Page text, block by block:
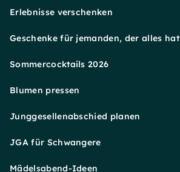
Erlebnisse verschenken
Geschenke für jemanden, der alles hat
Sommercocktails 2026
Blumen pressen
Junggesellenabschied planen
JGA für Schwangere
Mädelsabend-Ideen